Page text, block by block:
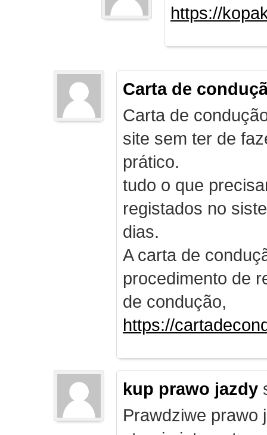
https://
Carta de
Carta de
site sem ter de
prático.
tudo o que
registados no
dias.
A carta de
procedimento de
de condução,
https://
kup prawo jazdy
Prawdziwe prawo